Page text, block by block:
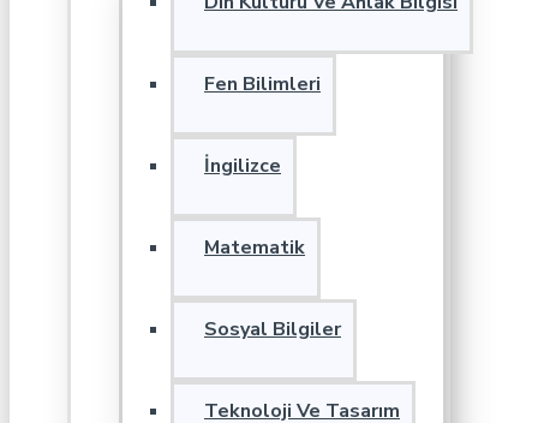
Fen Bilimleri
İngilizce
Matematik
Sosyal Bilgiler
Teknoloji Ve Tasarım